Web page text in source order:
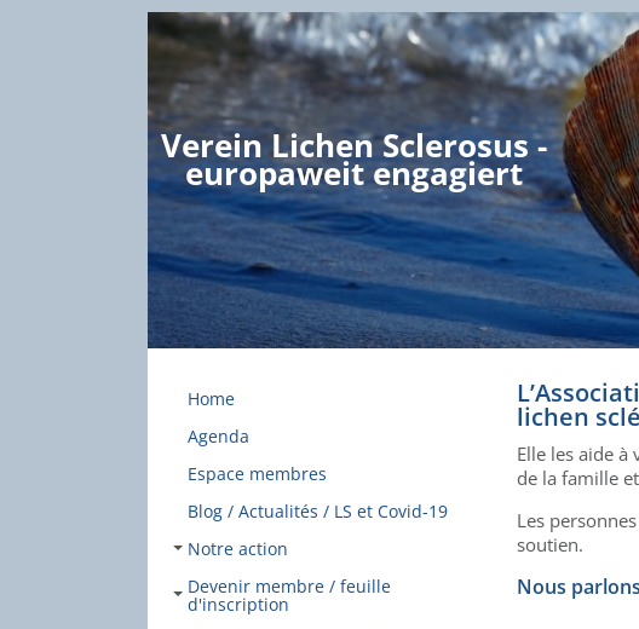
Verein Lichen Sclerosus -
europaweit engagiert
Home
Agenda
Espace membres
Blog / Actualités / LS et Covid-19
Notre action
Devenir membre / feuille
d'inscription
lichen
Elle les aide
de la famille
Les
soutien.
Nous